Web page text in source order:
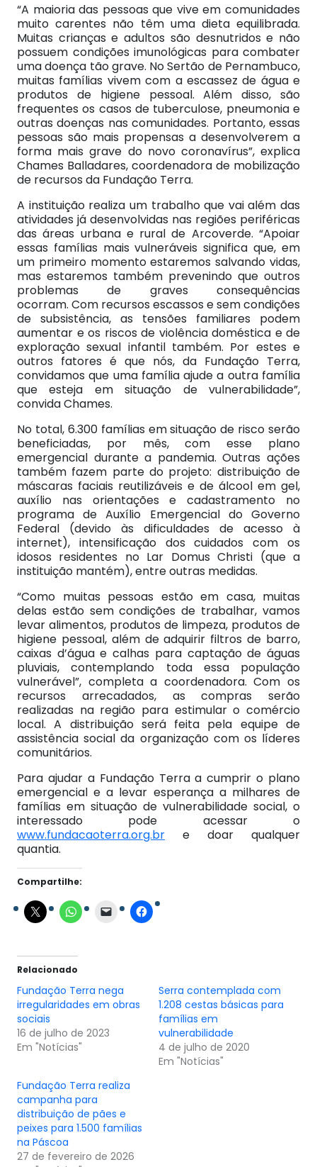
“A maioria das pessoas que vive em comunidades
muito carentes não têm uma dieta equilibrada.
Muitas crianças e adultos são desnutridos e não
possuem condições imunológicas para combater
uma doença tão grave. No Sertão de Pernambuco,
muitas famílias vivem com a escassez de água e
produtos de higiene pessoal. Além disso, são
frequentes os casos de tuberculose, pneumonia e
outras doenças nas comunidades. Portanto, essas
pessoas são mais propensas a desenvolverem a
forma mais grave do novo coronavírus”, explica
Chames Balladares, coordenadora de mobilização
de recursos da Fundação Terra.
A instituição realiza um trabalho que vai além das
atividades já desenvolvidas nas regiões periféricas
das áreas urbana e rural de Arcoverde. “Apoiar
essas famílias mais vulneráveis significa que, em
um primeiro momento estaremos salvando vidas,
mas estaremos também prevenindo que outros
problemas de graves consequências
ocorram. Com recursos escassos e sem condições
de subsistência, as tensões familiares podem
aumentar e os riscos de violência doméstica e de
exploração sexual infantil também. Por estes e
outros fatores é que nós, da Fundação Terra,
convidamos que uma família ajude a outra família
que esteja em situação de vulnerabilidade”,
convida Chames.
No total, 6.300 famílias em situação de risco serão
beneficiadas, por mês, com esse plano
emergencial durante a pandemia. Outras ações
também fazem parte do projeto: distribuição de
máscaras faciais reutilizáveis e de álcool em gel,
auxílio nas orientações e cadastramento no
programa de Auxílio Emergencial do Governo
Federal (devido às dificuldades de acesso à
internet), intensificação dos cuidados com os
idosos residentes no Lar Domus Christi (que a
instituição mantém), entre outras medidas.
“Como muitas pessoas estão em casa, muitas
delas estão sem condições de trabalhar, vamos
levar alimentos, produtos de limpeza, produtos de
higiene pessoal, além de adquirir filtros de barro,
caixas d’água e calhas para captação de águas
pluviais, contemplando toda essa população
vulnerável”, completa a coordenadora. Com os
recursos arrecadados, as compras serão
realizadas na região para estimular o comércio
local. A distribuição será feita pela equipe de
assistência social da organização com os líderes
comunitários.
Para ajudar a Fundação Terra a cumprir o plano
emergencial e a levar esperança a milhares de
famílias em situação de vulnerabilidade social, o
interessado pode acessar o
www.fundacaoterra.org.br e doar qualquer
quantia.
Compartilhe:
Relacionado
Fundação Terra nega
irregularidades em obras
sociais
16 de julho de 2023
Em "Notícias"
Serra contemplada com
1.208 cestas básicas para
famílias em
vulnerabilidade
4 de julho de 2020
Em "Notícias"
Fundação Terra realiza
campanha para
distribuição de pães e
peixes para 1.500 famílias
na Páscoa
27 de fevereiro de 2026